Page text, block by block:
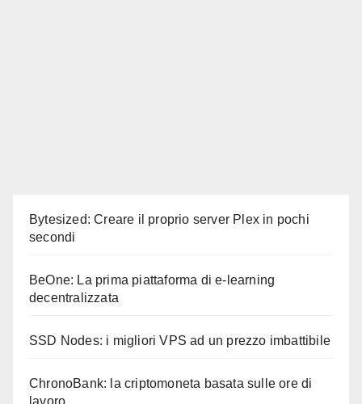
Bytesized: Creare il proprio server Plex in pochi
secondi
BeOne: La prima piattaforma di e-learning
decentralizzata
SSD Nodes: i migliori VPS ad un prezzo imbattibile
ChronoBank: la criptomoneta basata sulle ore di
lavoro